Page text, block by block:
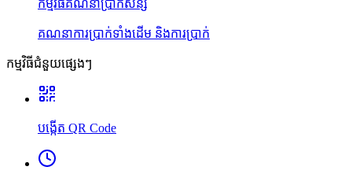
កម្មវិធីគណនាប្រាក់សន្សំ
គណនាការប្រាក់ទាំងដើម និងការប្រាក់
កម្មវិធីជំនួយផ្សេងៗ
បង្កើត QR Code